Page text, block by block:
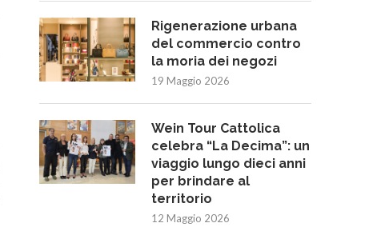
Rigenerazione urbana
del commercio contro
la moria dei negozi
19 Maggio 2026
Wein Tour Cattolica
celebra “La Decima”: un
viaggio lungo dieci anni
per brindare al
territorio
12 Maggio 2026